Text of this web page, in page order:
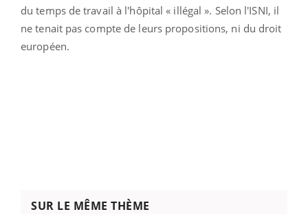
du temps de travail à l'hôpital « illégal ». Selon l'ISNI, il
ne tenait pas compte de leurs propositions, ni du droit
européen.
SUR LE MÊME THÈME